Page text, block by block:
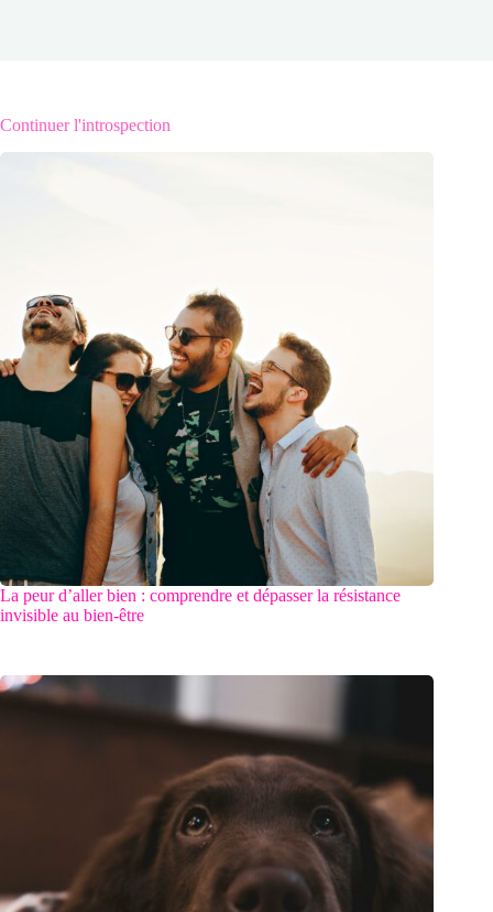
Continuer l'introspection
La peur d’aller bien : comprendre et dépasser la résistance
invisible au bien-être